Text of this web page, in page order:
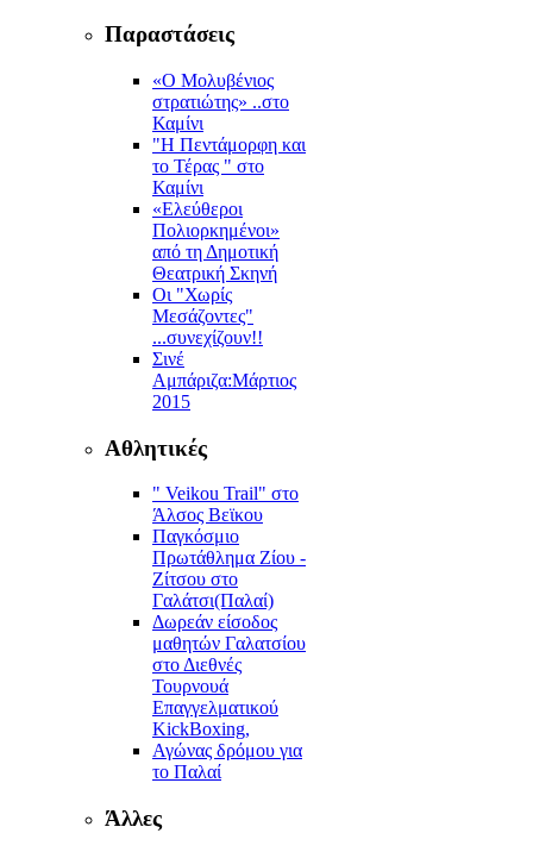
Παραστάσεις
«Ο Μολυβένιος
στρατιώτης» ..στο
Καμίνι
"Η Πεντάμορφη και
το Τέρας " στο
Καμίνι
«Ελεύθεροι
Πολιορκημένοι»
από τη Δημοτική
Θεατρική Σκηνή
Οι "Χωρίς
Μεσάζοντες"
...συνεχίζουν!!
Σινέ
Αμπάριζα:Mάρτιος
2015
Αθλητικές
" Veikou Trail" στο
Άλσος Βεϊκου
Παγκόσμιο
Πρωτάθλημα Ζίου -
Ζίτσου στο
Γαλάτσι(Παλαί)
Δωρεάν είσοδος
μαθητών Γαλατσίου
στο Διεθνές
Τουρνουά
Επαγγελματικού
KickBoxing,
Αγώνας δρόμου για
το Παλαί
Άλλες